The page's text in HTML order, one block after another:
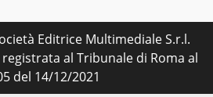
Editrice Multimediale S.r.l.
al Tribunale di Roma al
del 14/12/2021